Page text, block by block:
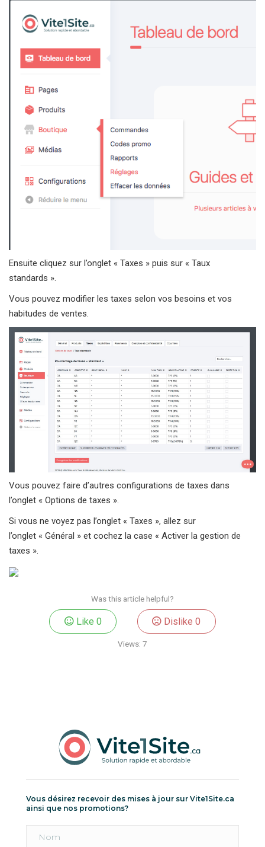
Ensuite cliquez sur l’onglet « Taxes » puis sur « Taux
standards ».
Vous pouvez modifier les taxes selon vos besoins et vos
habitudes de ventes.
Vous pouvez faire d’autres configurations de taxes dans
l’onglet « Options de taxes ».
Si vous ne voyez pas l’onglet « Taxes », allez sur
l’onglet « Général » et cochez la case « Activer la gestion de
taxes ».
Was this article helpful?
Like 0 Dislike0
Views: 7
Vous désirez recevoir des mises à jour sur Vite1Site.ca
ainsi que nos promotions?